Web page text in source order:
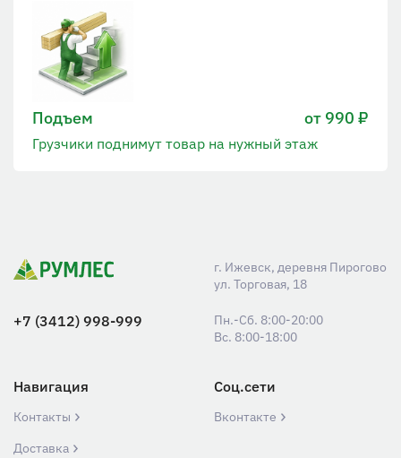
Подъем от 990 ₽
Грузчики поднимут товар на нужный этаж
г. Ижевск, деревня Пирогово
ул. Торговая, 18
+7 (3412) 998-999
Пн.-Сб. 8:00-20:00
Вс. 8:00-18:00
Навигация
Контакты
Доставка
Соц.сети
Вконтакте